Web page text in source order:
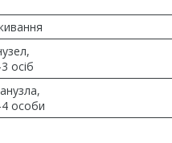
осіб
особи